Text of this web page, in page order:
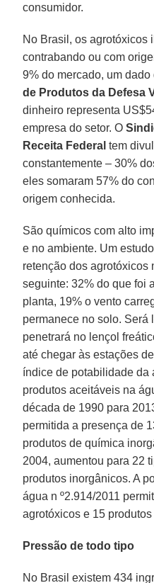
consumidor.
No Brasil, os agrotóxicos
contrabando ou com
9% do mercado, um
de Produtos da Defesa
dinheiro representa
empresa do setor. O
Receita Federal tem
constantemente – 30%
eles somaram 57% do
origem conhecida.
São químicos com alto
e no ambiente. Um
retenção dos agrotóxicos
seguinte: 32% do que foi
planta, 19% o vento
permanece no solo. Será
penetrará no lençol
até chegar às estações
índice de potabilidade da
produtos aceitáveis na
década de 1990 para
permitida a presença de
produtos de química
2004, aumentou para 22
produtos inorgânicos. A
água n º2.914/2011
agrotóxicos e 15
Pressão de todo tipo
No Brasil existem 434